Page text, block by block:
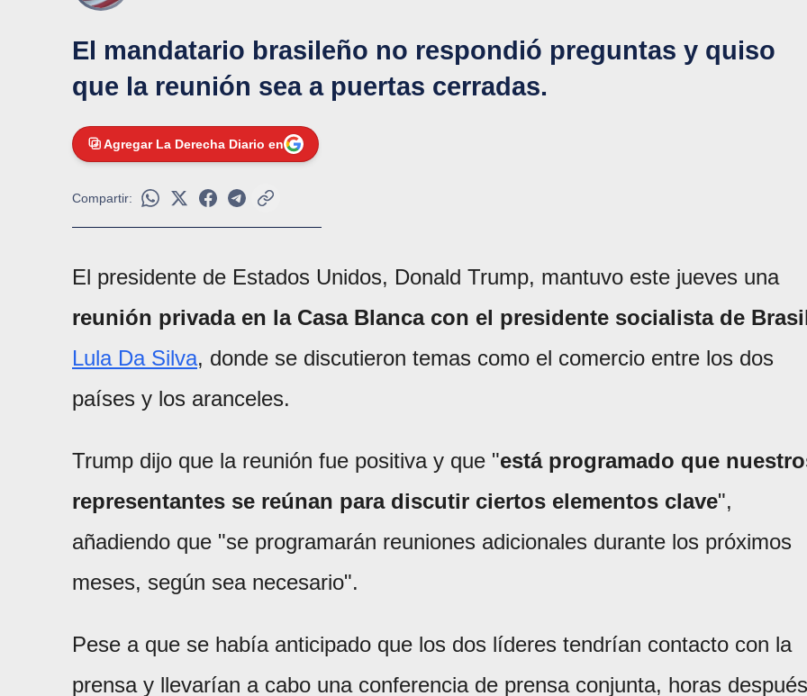
El mandatario brasileño no respondió preguntas y quiso
que la reunión sea a puertas cerradas.
Agregar La Derecha Diario en
Compartir:
El presidente de Estados Unidos, Donald Trump, mantuvo este jueves una
reunión privada en la Casa Blanca con el presidente socialista de
Lula Da Silva, donde se discutieron temas como el comercio entre los dos
países y los aranceles.
Trump dijo que la reunión fue positiva y que "está programado que
representantes se reúnan para discutir ciertos elementos clave",
añadiendo que "se programarán reuniones adicionales durante los próximos
meses, según sea necesario".
Pese a que se había anticipado que los dos líderes tendrían contacto con la
prensa y llevarían a cabo una conferencia de prensa conjunta, horas después